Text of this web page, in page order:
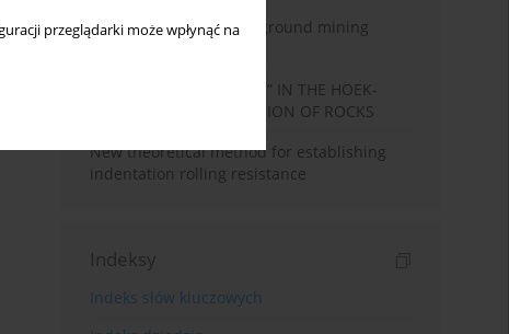
przeglądarki może wpłynąć na
Methodology for underground mining
DETERMINATION OF “mi” IN THE HOEK-
BROWN FAILURE CRITERION OF ROCKS
New theoretical method for establishing
indentation rolling resistance
Indeksy
Indeks słów kluczowych